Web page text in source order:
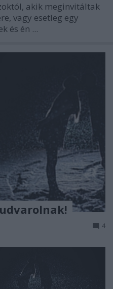
akik meginvitáltak
vagy esetleg egy
és én ...
4